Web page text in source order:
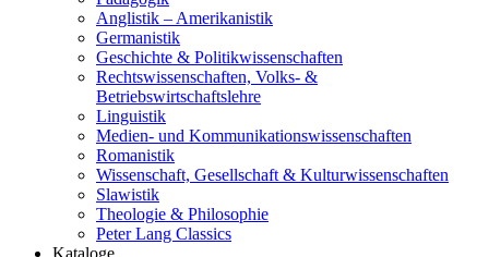
Anglistik – Amerikanistik
Germanistik
Geschichte & Politikwissenschaften
Rechtswissenschaften, Volks- &
Betriebswirtschaftslehre
Linguistik
Medien- und Kommunikationswissenschaften
Romanistik
Wissenschaft, Gesellschaft & Kulturwissenschaften
Slawistik
Theologie & Philosophie
Peter Lang Classics
Kataloge